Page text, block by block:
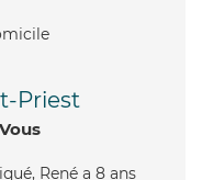
Priest
René a 8 ans